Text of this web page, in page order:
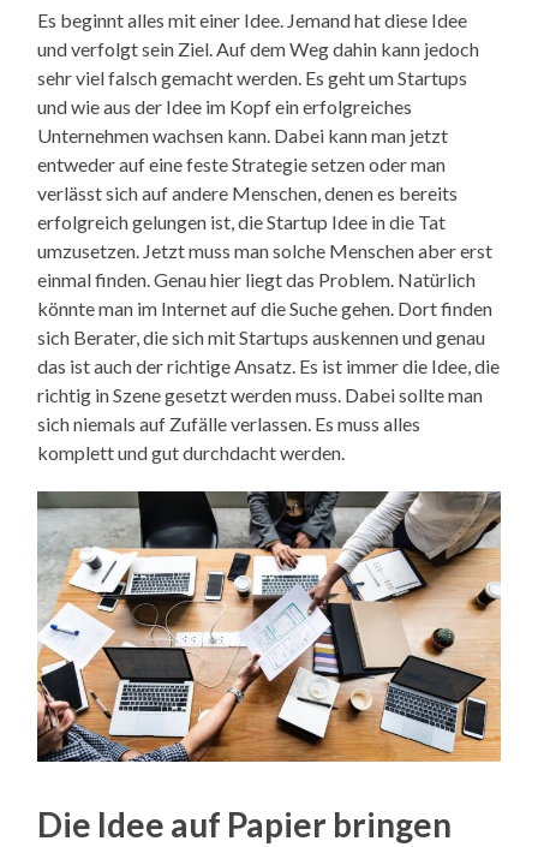
Es beginnt alles mit einer Idee. Jemand hat diese Idee
und verfolgt sein Ziel. Auf dem Weg dahin kann jedoch
sehr viel falsch gemacht werden. Es geht um Startups
und wie aus der Idee im Kopf ein erfolgreiches
Unternehmen wachsen kann. Dabei kann man jetzt
entweder auf eine feste Strategie setzen oder man
verlässt sich auf andere Menschen, denen es bereits
erfolgreich gelungen ist, die Startup Idee in die Tat
umzusetzen. Jetzt muss man solche Menschen aber erst
einmal finden. Genau hier liegt das Problem. Natürlich
könnte man im Internet auf die Suche gehen. Dort finden
sich Berater, die sich mit Startups auskennen und genau
das ist auch der richtige Ansatz. Es ist immer die Idee, die
richtig in Szene gesetzt werden muss. Dabei sollte man
sich niemals auf Zufälle verlassen. Es muss alles
komplett und gut durchdacht werden.
Die Idee auf Papier bringen